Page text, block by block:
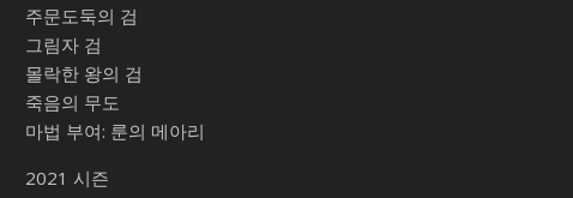
주문도둑의 검
그림자 검
몰락한 왕의 검
죽음의 무도
마법 부여: 룬의 메아리
2021 시즌